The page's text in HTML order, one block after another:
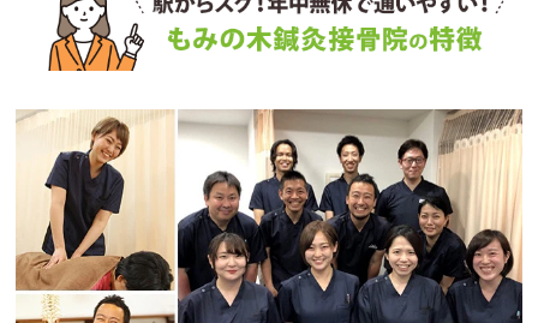
すか、使うのは辞めました。アフターケアもイマイ
チでした。
ペンション田代
1 か月前
京成船橋競馬場前駅前にある鍼灸接骨院
フレンドリーな雰囲気でいつも混んでいる
笑い声が聞こえる